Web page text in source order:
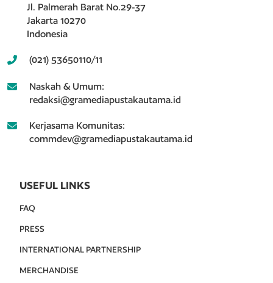
Jl. Palmerah Barat No.29-37
Jakarta 10270
Indonesia
(021) 53650110/11
Naskah & Umum:
redaksi@gramediapustakautama.id
Kerjasama Komunitas:
commdev@gramediapustakautama.id
USEFUL LINKS
FAQ
PRESS
INTERNATIONAL PARTNERSHIP
MERCHANDISE